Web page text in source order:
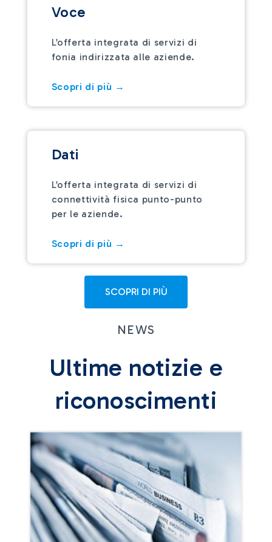
Voce
L’offerta integrata di servizi di
fonia indirizzata alle aziende.
Scopri di più →
Dati
L’offerta integrata di servizi di
connettività fisica punto-punto
per le aziende.
Scopri di più →
SCOPRI DI PIÙ
NEWS
Ultime notizie e
riconoscimenti